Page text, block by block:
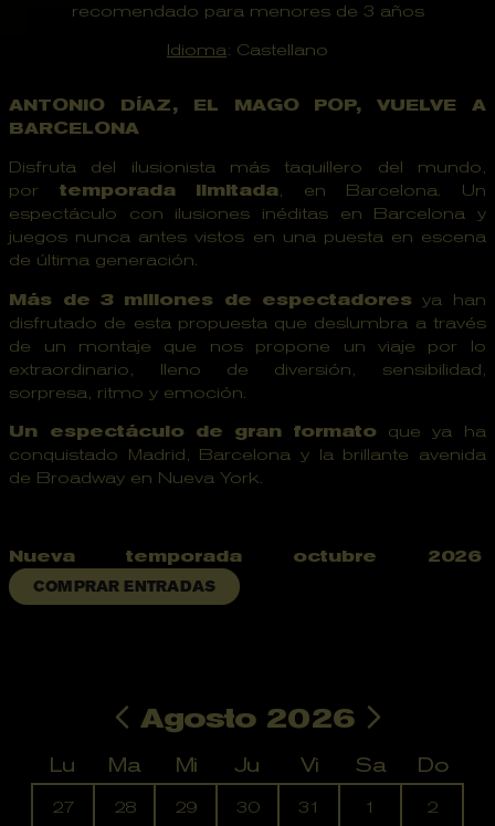
recomendado para menores de 3 años
Idioma: Castellano
ANTONIO DÍAZ, EL MAGO POP, VUELVE A
BARCELONA
Disfruta del ilusionista más taquillero del mundo,
por temporada limitada, en Barcelona. Un
espectáculo con ilusiones inéditas en Barcelona y
juegos nunca antes vistos en una puesta en escena
de última generación.
Más de 3 millones de espectadores ya han
disfrutado de esta propuesta que deslumbra a través
de un montaje que nos propone un viaje por lo
extraordinario, lleno de diversión, sensibilidad,
sorpresa, ritmo y emoción.
Un espectáculo de gran formatoque ya ha
conquistado Madrid, Barcelona y la brillante avenida
de Broadway en Nueva York.
Nueva temporada octubre 2026
COMPRAR ENTRADAS
Agosto 2026
Lu Ma Mi Ju Vi Sa Do
No hay ninguna actividad este mes
27 28 29 30 31 1 2